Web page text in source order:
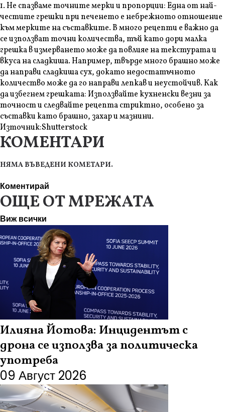
1. Не спазваме точните мерки и пропорции: Една от най-
честите грешки при печенето е небрежното отношение
към мерките на съставките. В много рецепти е важно да
се използват точни количества, тъй като дори малка
грешка в измерването може да повлияе на текстурата и
вкуса на сладкиша. Например, твърде много брашно може
да направи сладкиша сух, докато недостатъчното
количество може да го направи лепкав и неустойчив. Как
да избегнем грешката: Използвайте кухненски везни за
точност и следвайте рецепта стриктно, особено за
съставки като брашно, захар и мазнини.
Източник:Shutterstock
КОМЕНТАРИ
НЯМА ВЪВЕДЕНИ КОМЕТАРИ.
Коментирай
ОЩЕ ОТ МРЕЖАТА
Виж всички
Илияна Йотова: Инцидентът с
дрона се използва за политическа
употреба
09 Август 2026